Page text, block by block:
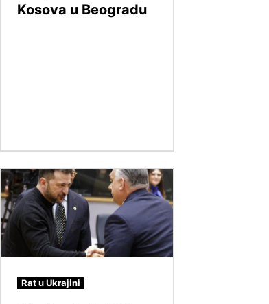
Kosova u Beogradu
Slika
Rat u Ukrajini